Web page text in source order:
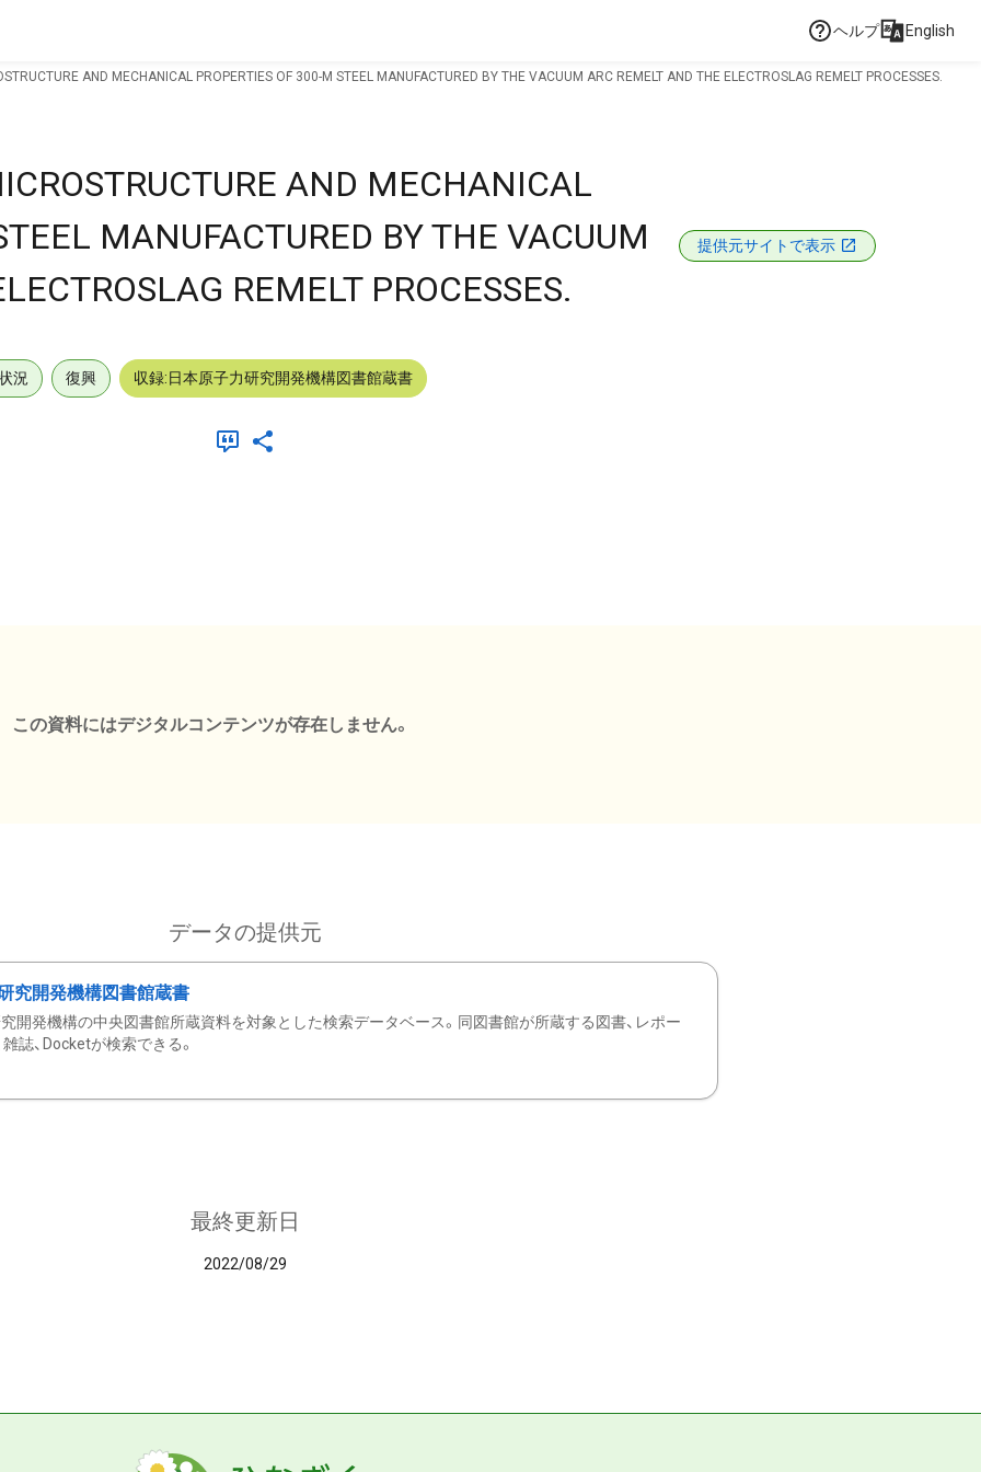
ヘルプ English
AND MECHANICAL PROPERTIES OF 300-M STEEL MANUFACTURED BY THE VACUUM ARC REMELT AND THE ELECTROSLAG REMELT PROCESSES.
AND MECHANICAL
MANUFACTURED BY THE VACUUM
REMELT PROCESSES.
提供元サイトで表示
況 復興 収録:日本原子力研究開発機構図書館蔵書
この資料にはデジタルコンテンツが存在しません。
データの提供元
究開発機構図書館蔵書
開発機構の中央図書館所蔵資料を対象とした検索データベース。同図書館が所蔵する図書、レポー
雑誌、Docketが検索できる。
最終更新日
2022/08/29